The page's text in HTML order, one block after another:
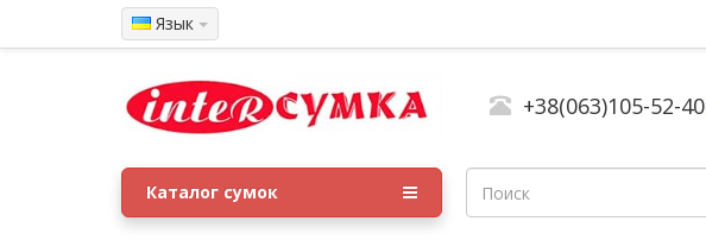
Язык
+38(063)105-52-40
Каталог сумок